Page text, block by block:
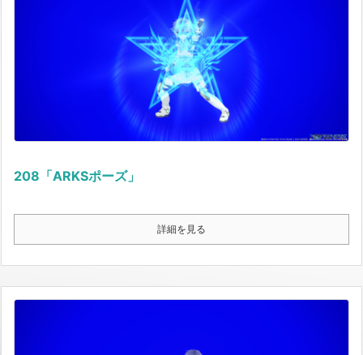
208「ARKSポーズ」
詳細を見る